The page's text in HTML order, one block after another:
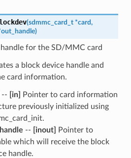
(sdmmc_card_t *card,
out_handle)
for the SD/MMC card
a block device handle and
card information.
-- [in] Pointer to card information
previously initialized using
-- [inout] Pointer to
which will receive the block
handle.